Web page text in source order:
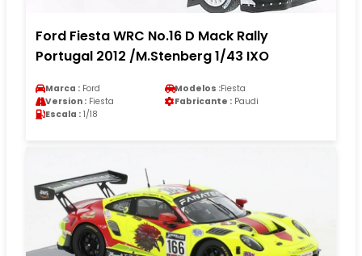
Ford Fiesta WRC No.16 D Mack Rally
Portugal 2012 /M.Stenberg 1/43 IXO
Marca : Ford Modelos :Fiesta
Version : Fiesta Fabricante : Paudi
Escala : 1/18